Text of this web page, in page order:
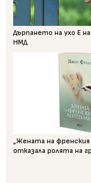
Дърпането на ухо Е
НМД
„Жената на
отказала ролята на